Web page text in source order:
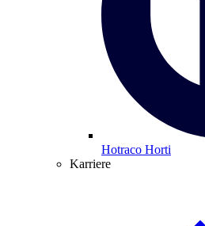
Hotraco Horti
Karriere